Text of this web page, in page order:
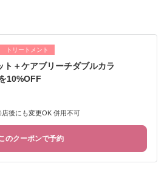
トリートメント
ト＋ケアブリーチダブルカラ
10%OFF
店後にも変更OK 併用不可
のクーポンで予約